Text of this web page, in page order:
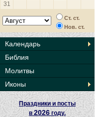
31
Ст. ст.
Нов. ст.
Календарь
Библия
Молитвы
Иконы
Праздники и посты
в2026 году.